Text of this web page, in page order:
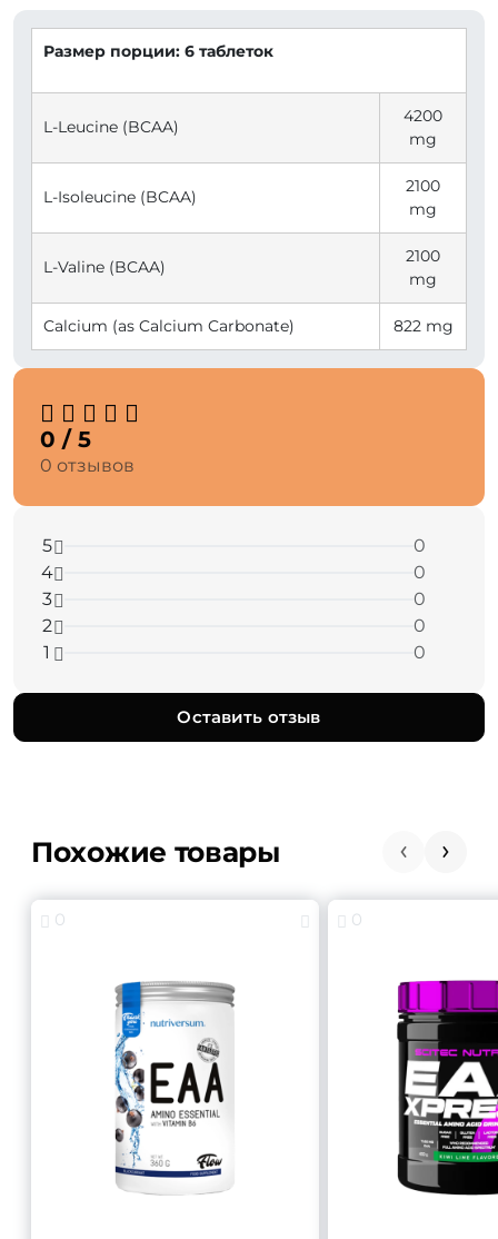
Размер порции: 6 таблеток
L-Leucine (BCAA)
4200
mg
L-Isoleucine (BCAA)
2100
mg
L-Valine (BCAA)
2100
mg
Calcium (as Calcium Carbonate) 822 mg
0 / 5
0 отзывов
5
0
4
0
3
0
2
0
1
0
Оставить отзыв
Похожие товары
0 0